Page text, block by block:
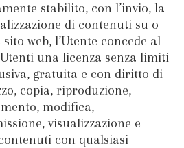
stabilito, con l’invio, la
di contenuti su o
web, l’Utente concede al
una licenza senza limiti
gratuita e con diritto di
copia, riproduzione,
modifica,
visualizzazione e
con qualsiasi